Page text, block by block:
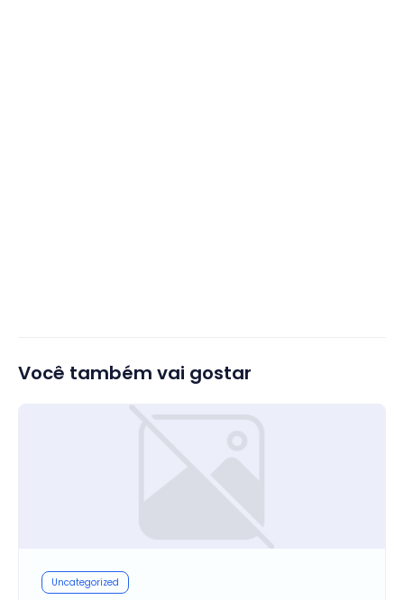
Você também vai gostar
Uncategorized